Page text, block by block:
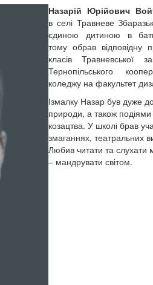
Назарій Юрійович
в селі Травневе
єдиною дитиною в
тому обрав відповідну
класів Травневської
Тернопільського
коледжу на факультет
Ізмалку Назар був дуже
природи, а також
козацтва. У школі брав
змаганнях, театральних
Любив читати та слухати
– мандрувати світом.